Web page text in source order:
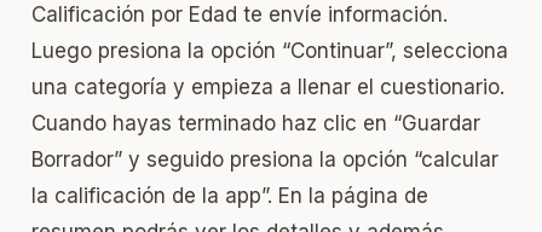
Calificación por Edad te envíe información.
Luego presiona la opción “Continuar”, selecciona
una categoría y empieza a llenar el cuestionario.
Cuando hayas terminado haz clic en “Guardar
Borrador” y seguido presiona la opción “calcular
la calificación de la app”. En la página de